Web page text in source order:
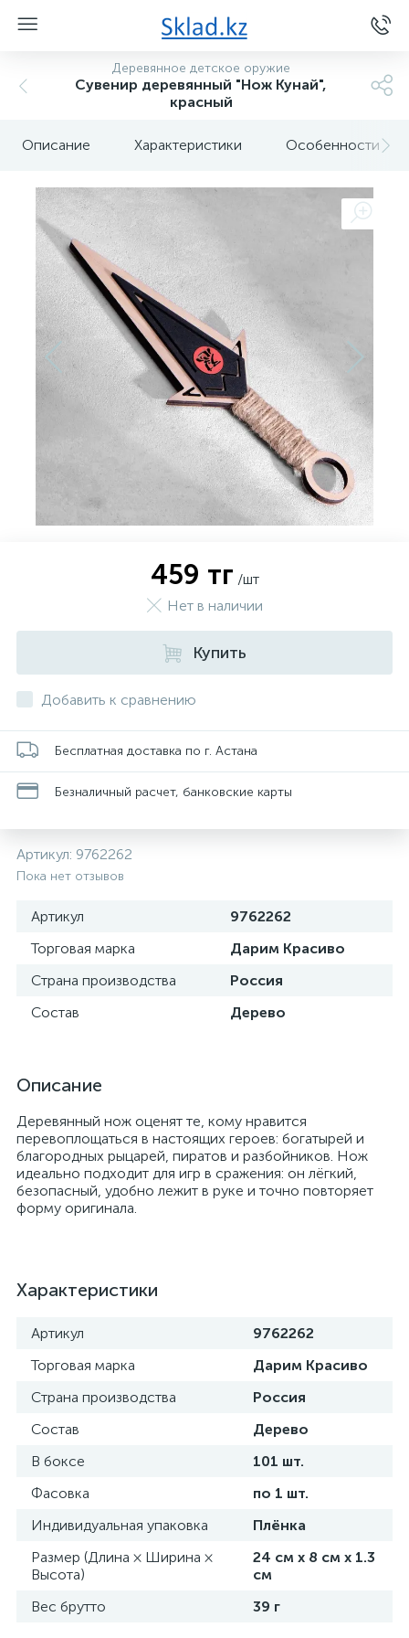
Деревянное детское оружие
Сувенир деревянный "Нож Кунай",
красный
Описание Характеристики Особенности
459 тг /шт
Нет в наличии
Купить
Добавить к сравнению
Бесплатная доставка по г. Астана
Безналичный расчет, банковские карты
Артикул: 9762262
Пока нет отзывов
Артикул
9762262
Торговая марка
Дарим Красиво
Страна производства
Россия
Состав
Дерево
Описание
Деревянный нож оценят те, кому нравится
перевоплощаться в настоящих героев: богатырей и
благородных рыцарей, пиратов и разбойников. Нож
идеально подходит для игр в сражения: он лёгкий,
безопасный, удобно лежит в руке и точно повторяет
форму оригинала.
Характеристики
Артикул
9762262
Торговая марка
Дарим Красиво
Страна производства
Россия
Состав
Дерево
В боксе
101 шт.
Фасовка
по 1 шт.
Индивидуальная упаковка
Плёнка
Размер (Длина × Ширина ×
Высота)
24 см х 8 см х 1.3
см
Вес брутто
39 г